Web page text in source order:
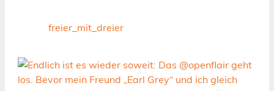
freier_mit_dreier